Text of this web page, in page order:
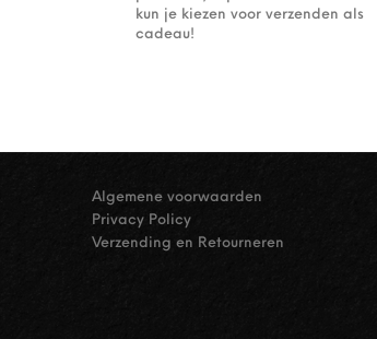
kun je kiezen voor verzenden als
cadeau!
Algemene voorwaarden
Privacy Policy
Verzending en Retourneren